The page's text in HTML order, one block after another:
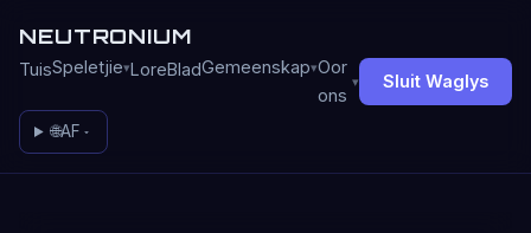
NEUTRONIUM
TuisSpeletjie LoreBladGemeenskap Oor
ons
Sluit Waglys
🌐AF